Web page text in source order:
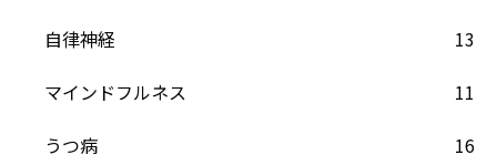
自律神経
13
マインドフルネス
11
うつ病
16